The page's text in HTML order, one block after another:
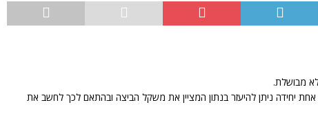
יחידה ניתן להיעזר בנתון המציין את משקל הביצה ובהתאם לכך לחשב את